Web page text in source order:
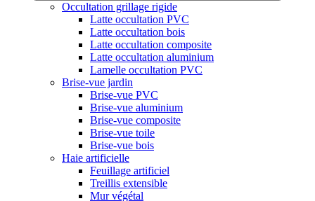
Occultation grillage rigide
Latte occultation PVC
Latte occultation bois
Latte occultation composite
Latte occultation aluminium
Lamelle occultation PVC
Brise-vue jardin
Brise-vue PVC
Brise-vue aluminium
Brise-vue composite
Brise-vue toile
Brise-vue bois
Haie artificielle
Feuillage artificiel
Treillis extensible
Mur végétal